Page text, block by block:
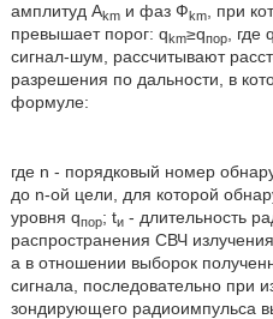
амплитуд Akmи фаз Фkm, при
превышает порог: qkm≥qпор, где q
сигнал-шум, рассчитывают
разрешения по дальности, в
формуле:
где n - порядковый номер
до n-ой цели, для которой
уровня qпор; tи- длительность
распространения СВЧ
а в отношении выборок
сигнала, последовательно при
зондирующего радиоимпульса